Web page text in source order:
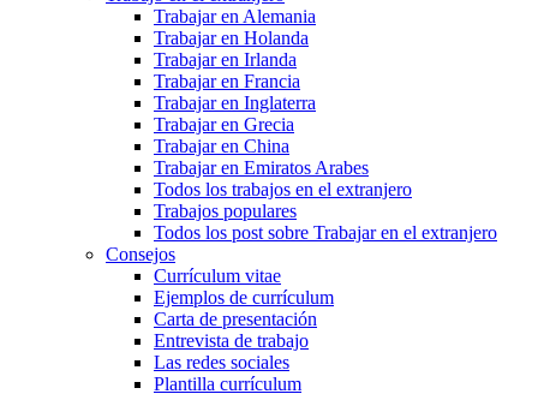
Trabajar en Alemania
Trabajar en Holanda
Trabajar en Irlanda
Trabajar en Francia
Trabajar en Inglaterra
Trabajar en Grecia
Trabajar en China
Trabajar en Emiratos Arabes
Todos los trabajos en el extranjero
Trabajos populares
Todos los post sobre Trabajar en el extranjero
Consejos
Currículum vitae
Ejemplos de currículum
Carta de presentación
Entrevista de trabajo
Las redes sociales
Plantilla currículum